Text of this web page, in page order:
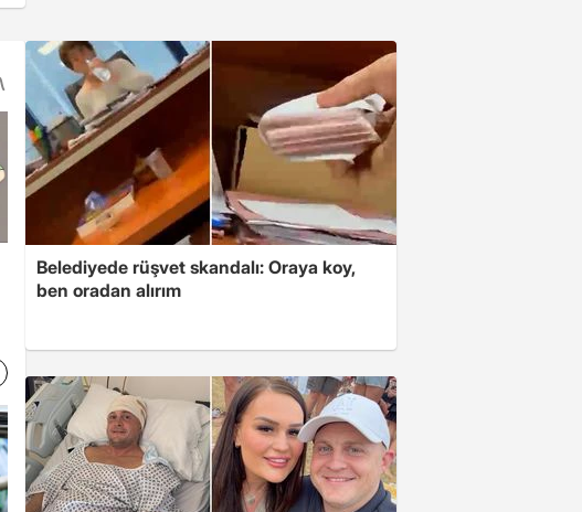
Belediyede rüşvet skandalı: Oraya koy,
ben oradan alırım